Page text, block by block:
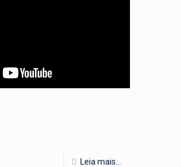
Leia mais...